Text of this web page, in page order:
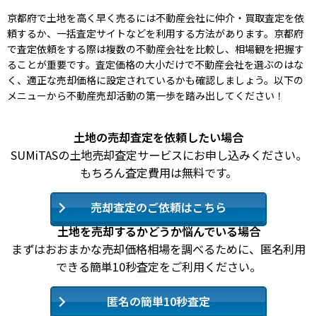
京都府で土地を高く早く売るには不動産会社に仲介・買取査定を依
頼するか、一括査定サイトなどを利用する方法があります。京都府
で査定依頼をする際は複数の不動産会社を比較し、相場観を把握す
ることが重要です。査定価格の大小だけで不動産会社を選ぶのはな
く、適正な売却価格に設定されているかも確認しましょう。以下の
メニューから不動産売却活動の第一歩を踏み出してください！
土地の売却査定を依頼したい場合
SUMiTASの土地売却査定サービスにお申し込みください。
もちろん査定費用は無料です。
売却査定のご依頼はこちら
土地を売却するかどうか悩んでいる場合
まずはおおまかな売却価格相場を調べるために、匿名利用
できる簡単10秒査定をご利用ください。
匿名の簡単10秒査定